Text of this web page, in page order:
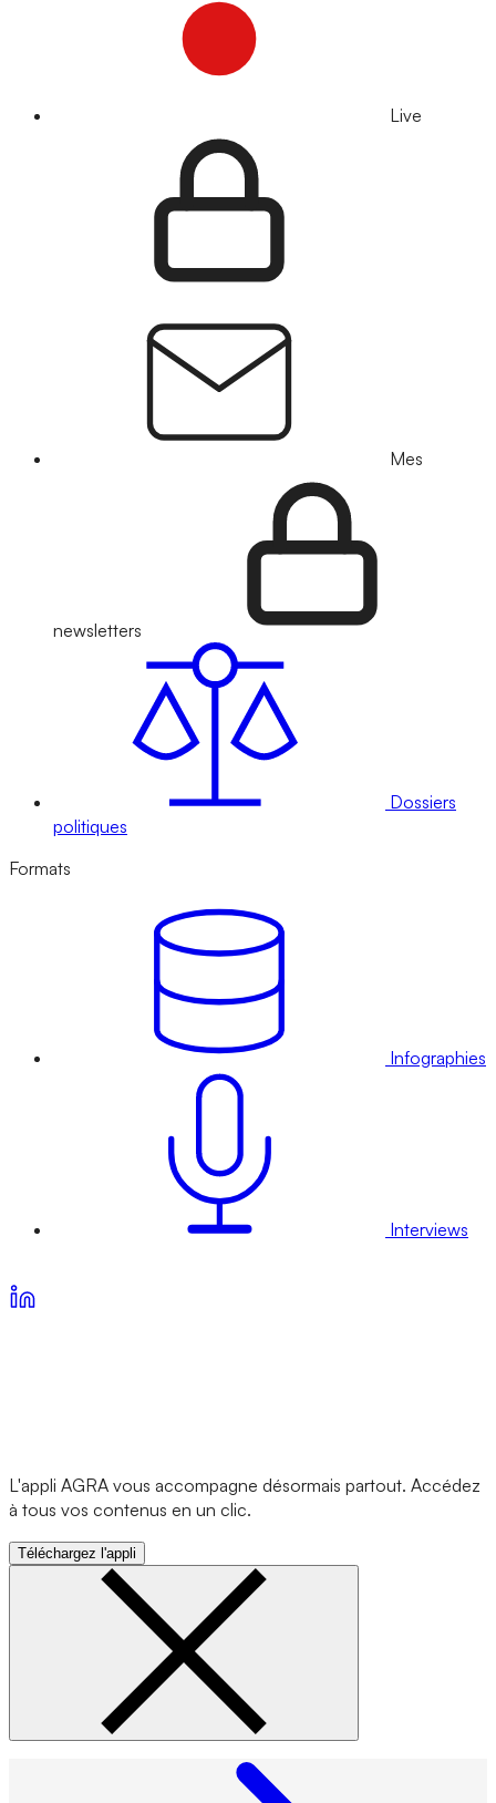
Live
Mes
newsletters
Dossiers
politiques
Formats
Infographies
Interviews
L'appli AGRA vous accompagne désormais partout. Accédez
à tous vos contenus en un clic.
Téléchargez l'appli